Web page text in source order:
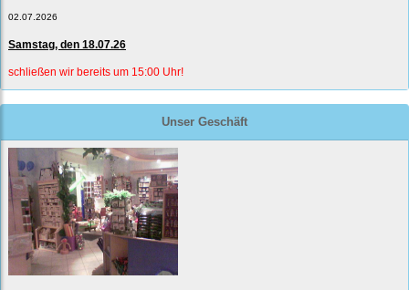
02.07.2026
Samstag, den 18.07.26
schließen wir bereits um 15:00 Uhr!
Unser Geschäft